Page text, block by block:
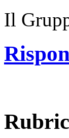
Il